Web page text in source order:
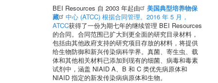
BEI Resources 自 2003 年起由
美国典型培养物保
藏
中心 (ATCC) 根据合同管理。2016 年 5 月，
ATCC获得了一份为期七年的继续管理 BEI Resources
的合同。合同范围已扩大到更全面的研究目录材料，
包括由其他政府支持的研究项目存放的材料，将提供
给生物防御和新兴传染病科学界。真菌、寄生虫、载
体和其他相关材料已添加到现有的细菌、病毒和毒素
试剂中，涵盖 NIAID A、B 和 C 类优先病原体和
NIAID 指定的新发传染病病原体和生物。